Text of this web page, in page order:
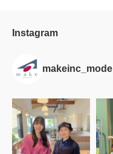
Instagram
makeinc_model